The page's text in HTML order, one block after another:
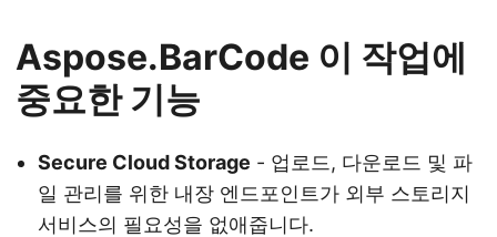
Aspose.BarCode 이 작업에
중요한 기능
Secure Cloud Storage - 업로드, 다운로드 및 파
일 관리를 위한 내장 엔드포인트가 외부 스토리지
서비스의 필요성을 없애줍니다.